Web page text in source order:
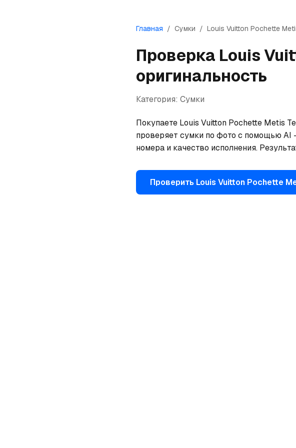
Главная / Сумки / Louis Vuitton Pochette
Проверка Louis
оригинальность
Категория: Сумки
Покупаете Louis Vuitton Pochette Metis
проверяет сумки по фото с помощью AI
номера и качество исполнения.
Проверить Louis Vuitton Pochette